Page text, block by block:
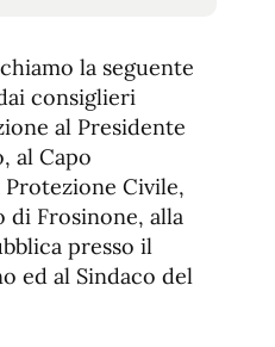
de
fuente
de
fuente.
la seguente
consiglieri
al Presidente
al Capo
Civile,
di Frosinone, alla
presso il
ed al Sindaco del